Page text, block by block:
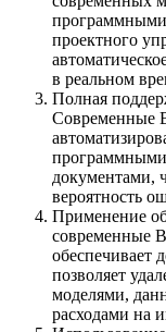
программными
проектного
в реальном
Полная
Современные
программными
документами,
вероятность
Применение
современные
обеспечивает
позволяет
моделями,
расходами на